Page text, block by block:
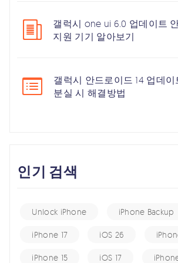
갤럭시 one ui 6.0 업데이트
지원 기기 알아보기
갤럭시 안드로이드 14 업데
분실 시 해결방법
인기 검색
Unlock iPhone iPhone Backup
iPhone 17 iOS 26
iPhone 15 iOS 17